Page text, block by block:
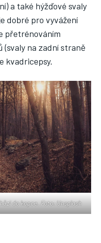
a také hýžďové svaly
dobré pro vyvážení
přetrénováním
(svaly na zadní straně
kvadricepsy.
do kopce. Foto: Unsplash